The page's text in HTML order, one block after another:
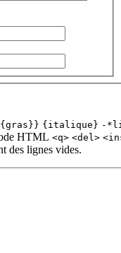
{italique} -
HTML <q> <del>
des lignes vides.